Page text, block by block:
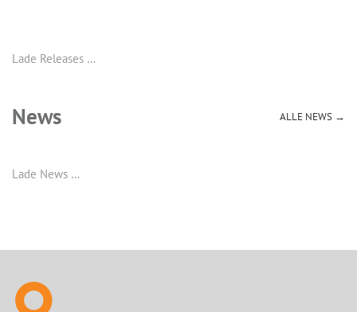
Lade Releases …
News ALLE NEWS →
Lade News …